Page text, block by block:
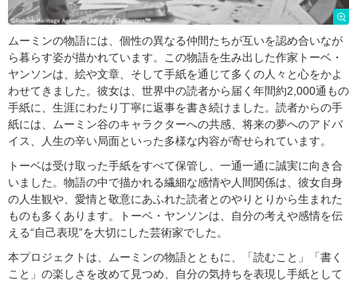
ムーミンの物語には、個性の異なる仲間たちが互いを認め合いなが
ら暮らす姿が描かれています。この物語を生み出した作家トーベ・
ヤンソンは、絵や文章、そして手紙を通じて多くの人々と心をかよ
わせてきました。彼女は、世界中の読者から届く年間約2,000通もの
手紙に、生涯にわたり丁寧に返事を書き続けました。読者からの手
紙には、ムーミン谷のキャラクターへの共感、将来の夢へのアドバ
イス、人生の辛い局面といった多様な内容が寄せられています。
トーベは受け取った手紙をすべて保管し、一通一通に誠実に向き合
いました。物語の中で描かれる繊細な感情や人間関係は、彼女自身
の人生観や、愛情と敬意にあふれた読者とのやりとりから生まれた
ものも多くあります。トーベ・ヤンソンは、自分の考えや感情を伝
える“自己表現”を大切にした芸術家でした。
本プロジェクトは、ムーミンの物語とともに、「読むこと」「書く
こと」の楽しさを改めて見つめ、自分の気持ちを表現し手紙として